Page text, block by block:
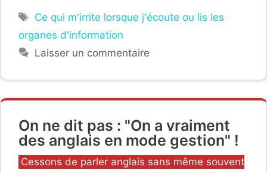
Étiquettes
Ce qui m'irrite lorsque j'écoute ou lis les
organes d'information
Laisser un commentaire
On ne dit pas : "On a vraiment
des anglais en mode gestion" !
Catégories
Cessons de parler anglais sans même souvent